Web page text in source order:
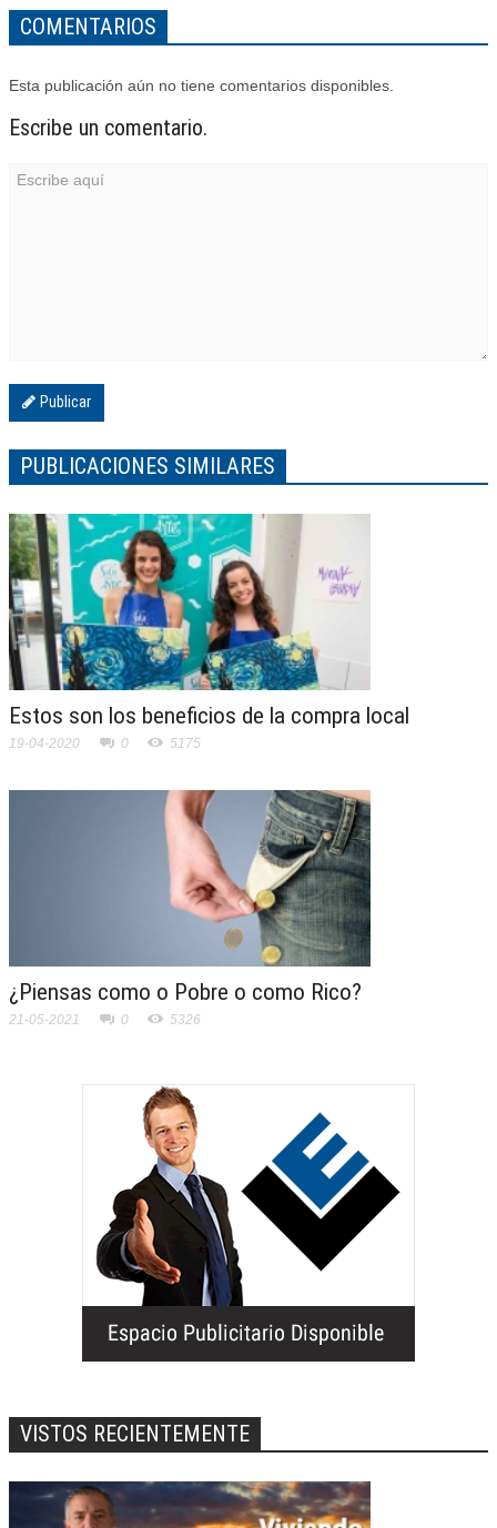
COMENTARIOS
Esta publicación aún no tiene comentarios disponibles.
Escribe un comentario.
Publicar
PUBLICACIONES SIMILARES
Estos son los beneficios de la compra local
19-04-2020 0 5175
¿Piensas como o Pobre o como Rico?
21-05-2021 0 5326
VISTOS RECIENTEMENTE